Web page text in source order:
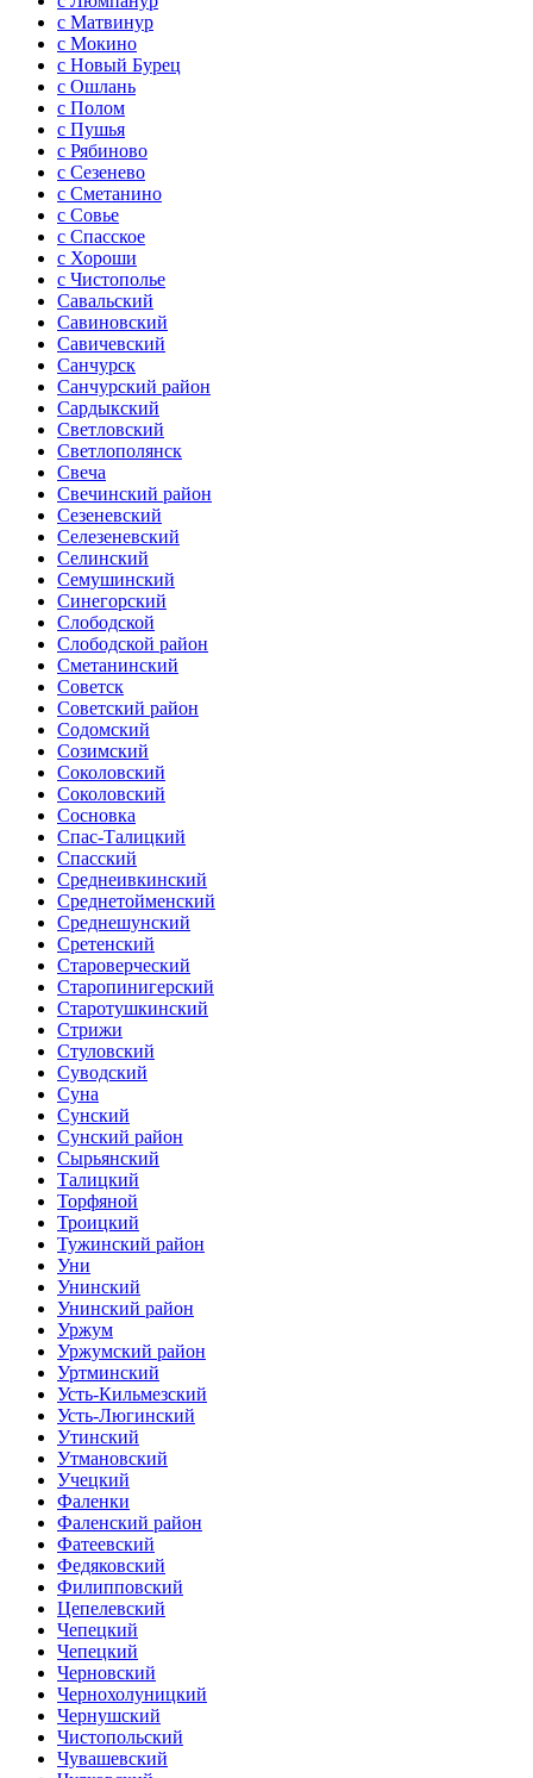
с Матвинур
с Мокино
с Новый Бурец
с Ошлань
с Полом
с Пушья
с Рябиново
с Сезенево
с Сметанино
с Совье
с Спасское
с Хороши
с Чистополье
Савальский
Савиновский
Савичевский
Санчурск
Санчурский район
Сардыкский
Светловский
Светлополянск
Свеча
Свечинский район
Сезеневский
Селезеневский
Селинский
Семушинский
Синегорский
Слободской
Слободской район
Сметанинский
Советск
Советский район
Содомский
Созимский
Соколовский
Соколовский
Сосновка
Спас-Талицкий
Спасский
Среднеивкинский
Среднетойменский
Среднешунский
Сретенский
Староверческий
Старопинигерский
Старотушкинский
Стрижи
Стуловский
Суводский
Суна
Сунский
Сунский район
Сырьянский
Талицкий
Торфяной
Троицкий
Тужинский район
Уни
Унинский
Унинский район
Уржум
Уржумский район
Уртминский
Усть-Кильмезский
Усть-Люгинский
Утинский
Утмановский
Учецкий
Фаленки
Фаленский район
Фатеевский
Федяковский
Филипповский
Цепелевский
Чепецкий
Чепецкий
Черновский
Чернохолуницкий
Чернушский
Чистопольский
Чувашевский